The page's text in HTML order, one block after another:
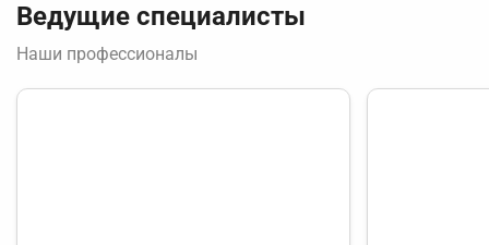
Ведущие специалисты
Наши профессионалы